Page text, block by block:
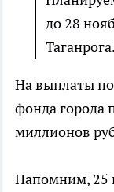
до 28
Таганрога.
На выплаты
фонда города
миллионов
Напомним, 25